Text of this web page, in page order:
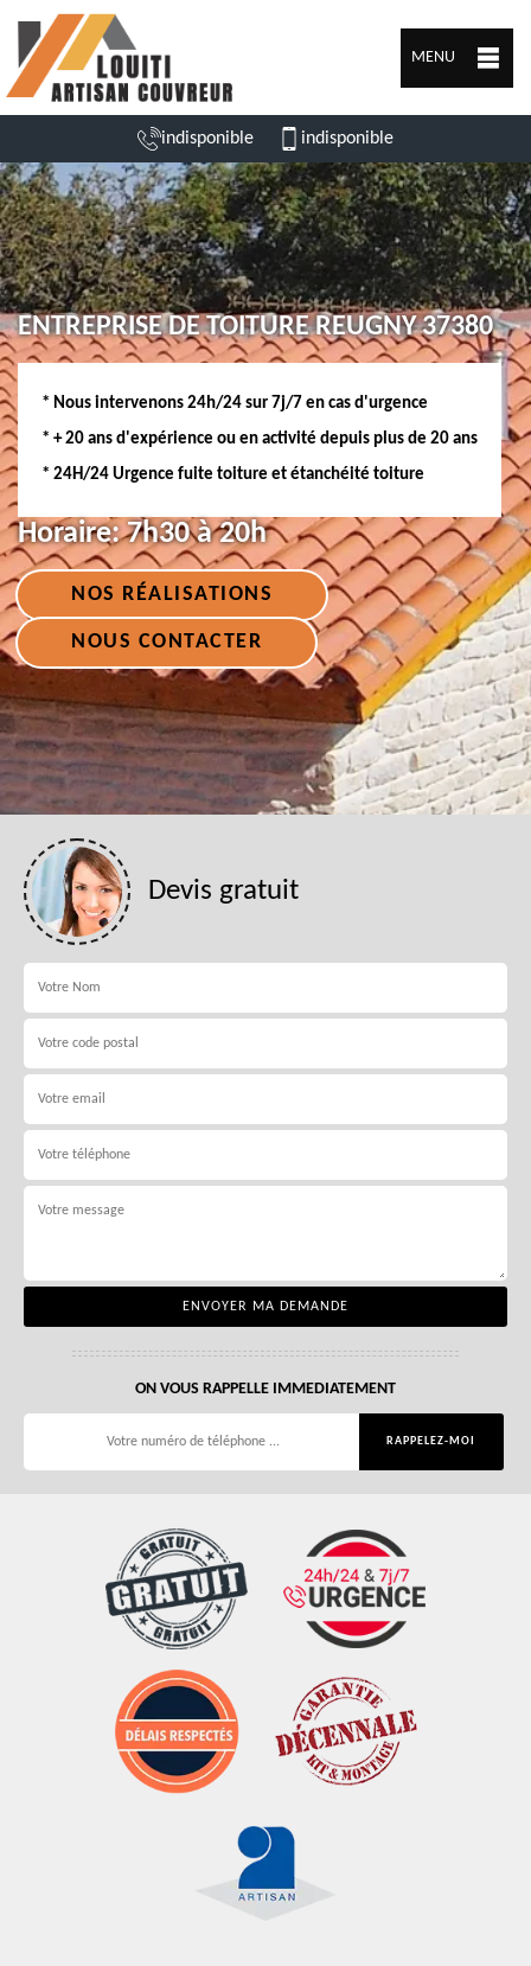
MENU
indisponible indisponible
ENTREPRISE DE TOITURE REUGNY 37380
* Nous intervenons 24h/24 sur 7j/7 en cas d'urgence
* + 20 ans d'expérience ou en activité depuis plus de 20 ans
* 24H/24 Urgence fuite toiture et étanchéité toiture
Horaire:7h30 à 20h
NOS RÉALISATIONS
NOUS CONTACTER
Devis gratuit
ON VOUS RAPPELLE IMMEDIATEMENT